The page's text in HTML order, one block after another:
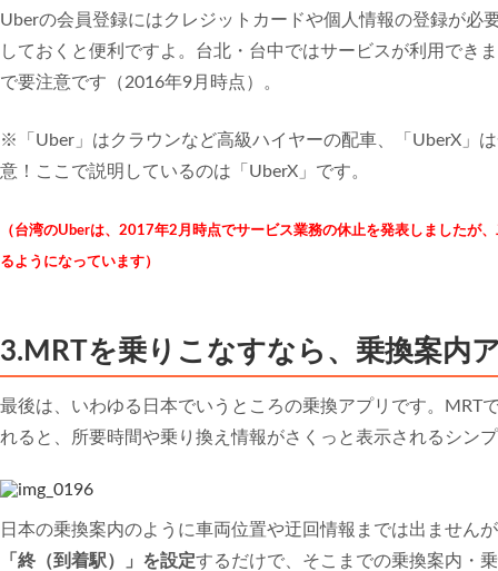
Uberの会員登録にはクレジットカードや個人情報の登録が必
しておくと便利ですよ。台北・台中ではサービスが利用でき
で要注意です（2016年9月時点）。
※「Uber」はクラウンなど高級ハイヤーの配車、「UberX」
意！ここで説明しているのは「UberX」です。
（台湾のUberは、2017年2月時点でサービス業務の休止を発表しましたが
るようになっています）
3.MRTを乗りこなすなら、乗換案内
最後は、いわゆる日本でいうところの乗換アプリです。MRT
れると、所要時間や乗り換え情報がさくっと表示されるシン
日本の乗換案内のように車両位置や迂回情報までは出ません
「終（到着駅）」を設定するだけで、そこまでの乗換案内・